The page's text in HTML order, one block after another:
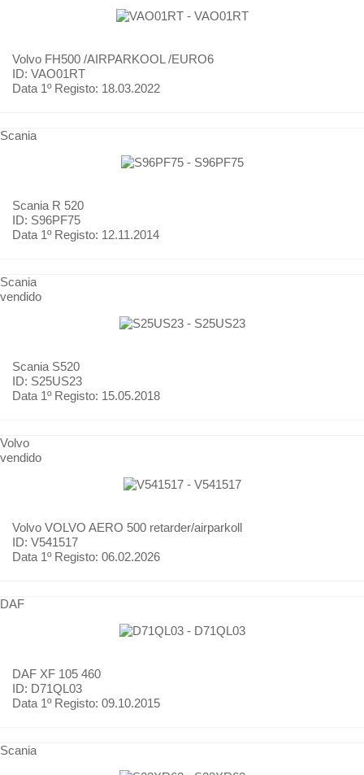
Volvo FH500 /AIRPARKOOL /EURO6
ID: VAO01RT
Data 1º Registo: 18.03.2022
Scania
Scania R 520
ID: S96PF75
Data 1º Registo: 12.11.2014
Scania
vendido
Scania S520
ID: S25US23
Data 1º Registo: 15.05.2018
Volvo
vendido
Volvo VOLVO AERO 500 retarder/airparkoll
ID: V541517
Data 1º Registo: 06.02.2026
DAF
DAF XF 105 460
ID: D71QL03
Data 1º Registo: 09.10.2015
Scania